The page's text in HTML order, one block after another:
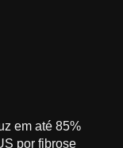
em até 85%
por fibrose